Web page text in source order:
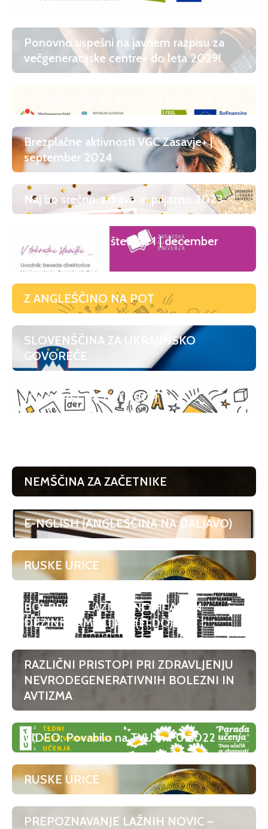
Ponovno uspešni na javnem razpisu za
večgeneracijske centre+ do leta 2029!
Brezplačne aktivnosti VGC Zasavje+ |
september 2024
Naj bo srečno, zdravo in prijazno 2023
E-novičnik ZLU | številka 1 | december
2022
Z ANGLEŠČINO NA POT
SLOVENŠČINA ZA UKRAJINSKO
GOVOREČE
ICH SPRECHE DEUTSCH
NEMŠČINA ZA ZAČETNIKE
E-NGLISH (ANGLEŠČINA NA DALJAVO)
RUSKE URICE
BOJ PROTI LAŽNIM NOVICAM IN
DEZINFORMACIJAM (FI.DO)
RAZLIČNI PRISTOPI PRI ZDRAVLJENJU
NEVRODEGENERATIVNIH BOLEZNI IN
AVTIZMA
VIDEO: Povabilo na TVU in PU 2022
RUSKE URICE
PREPOZNAVANJE LAŽNIH NOVIC –